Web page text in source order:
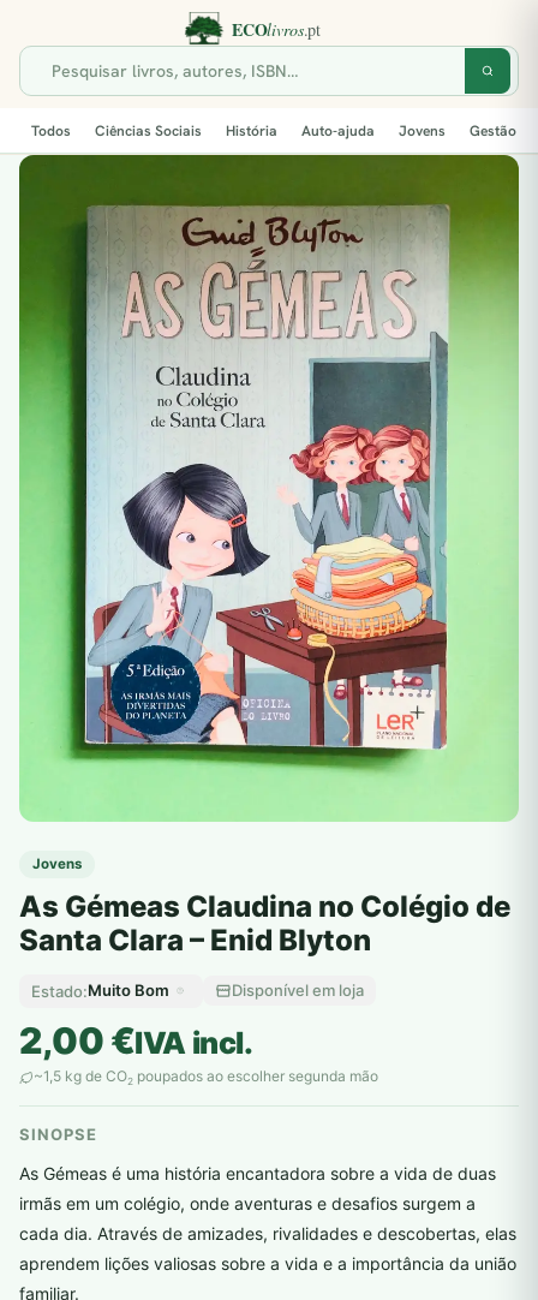
Todos Ciências Sociais História Auto-ajuda Jovens Gestão
Jovens
As Gémeas Claudina no Colégio de
Santa Clara – Enid Blyton
Estado:Muito Bom Disponível em loja
2,00€IVA incl.
~1,5 kg de CO2 poupados ao escolher segunda mão
SINOPSE
As Gémeas é uma história encantadora sobre a vida de duas
irmãs em um colégio, onde aventuras e desafios surgem a
cada dia. Através de amizades, rivalidades e descobertas, elas
aprendem lições valiosas sobre a vida e a importância da união
familiar.